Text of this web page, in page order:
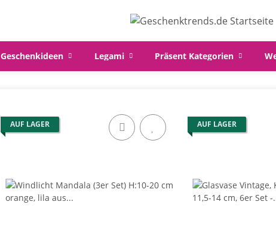
Geschenkideen Legami Präsent Kategorien
AUF LAGER AUF LAGER